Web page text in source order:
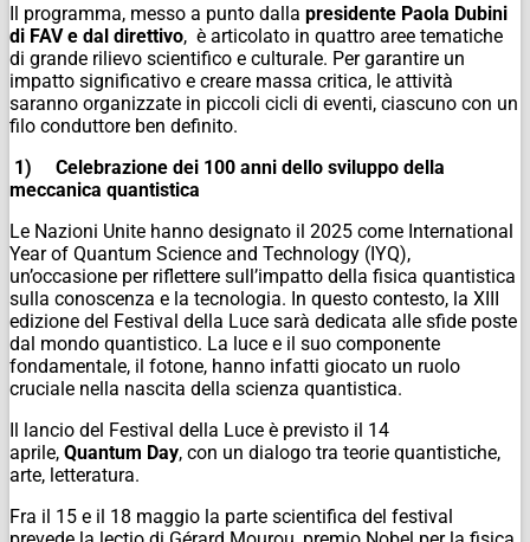
Il programma, messo a punto dalla presidente Paola Dubini
di FAV e dal direttivo, è articolato in quattro aree tematiche
di grande rilievo scientifico e culturale. Per garantire un
impatto significativo e creare massa critica, le attività
saranno organizzate in piccoli cicli di eventi, ciascuno con un
filo conduttore ben definito.
1) Celebrazione dei 100 anni dello sviluppo della
meccanica quantistica
Le Nazioni Unite hanno designato il 2025 come International
Year of Quantum Science and Technology (IYQ),
un’occasione per riflettere sull’impatto della fisica quantistica
sulla conoscenza e la tecnologia. In questo contesto, la XIII
edizione del Festival della Luce sarà dedicata alle sfide poste
dal mondo quantistico. La luce e il suo componente
fondamentale, il fotone, hanno infatti giocato un ruolo
cruciale nella nascita della scienza quantistica.
Il lancio del Festival della Luce è previsto il 14
aprile, Quantum Day, con un dialogo tra teorie quantistiche,
arte, letteratura.
Fra il 15 e il 18 maggio la parte scientifica del festival